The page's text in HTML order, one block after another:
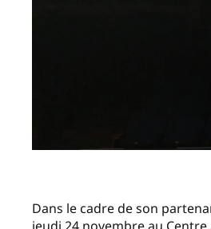
Dans le cadre de son